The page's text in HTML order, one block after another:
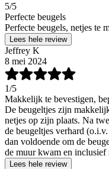
5/5
Perfecte beugels
Perfecte beugels, netjes te
Lees hele review
Jeffrey K
8 mei 2024
1/5
Makkelijk te bevestigen,
De beugeltjes zijn
netjes op zijn plaats. Na
de beugeltjes verhard
dan voldoende om de
de muur kwam en inclusief
Lees hele review